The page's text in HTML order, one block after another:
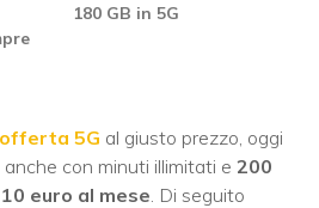
180 GB in 5G
offerta 5G al giusto prezzo, oggi
con minuti illimitati e 200
euro al mese . Di seguito